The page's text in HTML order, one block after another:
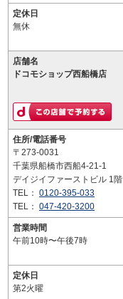
定休日
無休
店舗名
ドコモショップ西船橋店
住所/電話番号
〒273-0031
千葉県船橋市西船4-21-1
デイジイファーストビル 1階
TEL： 0120-395-033
TEL： 047-420-3200
営業時間
午前10時〜午後7時
定休日
第2火曜